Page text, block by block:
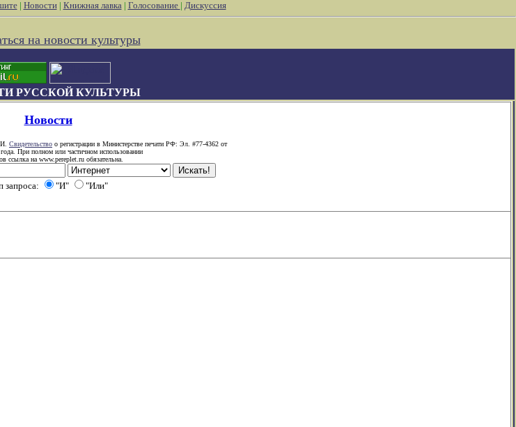
| Новости| Книжная лавка| Голосование | Дискуссия
на новости культуры
РУССКОЙ КУЛЬТУРЫ
Новости
Свидетельство о регистрации в Министерстве печати РФ: Эл. #77-4362 от
При полном или частичном использовании
ссылка на www.pereplet.ru обязательна.
запроса: "И" "Или"